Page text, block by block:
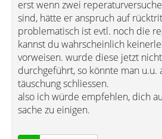
erst wenn zwei
sind, hätte er anspruch auf
problematisch ist evtl. noch die
kannst du wahrscheinlich
vorweisen. wurde diese jetzt
durchgeführt, so könnte man u.u.
täuschung schliessen.
also ich würde empfehlen, dich
sache zu einigen.